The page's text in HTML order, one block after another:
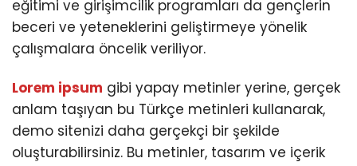
eğitimi ve girişimcilik programları da gençlerin
beceri ve yeteneklerini geliştirmeye yönelik
çalışmalara öncelik veriliyor.
Lorem ipsum gibi yapay metinler yerine, gerçek
anlam taşıyan bu Türkçe metinleri kullanarak,
demo sitenizi daha gerçekçi bir şekilde
oluşturabilirsiniz. Bu metinler, tasarım ve içerik